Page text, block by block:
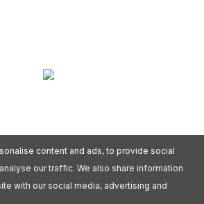
content and ads, to provide social
our traffic. We also share information
with our social media, advertising and